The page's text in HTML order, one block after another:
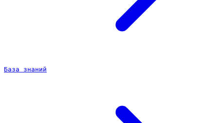
База знаний